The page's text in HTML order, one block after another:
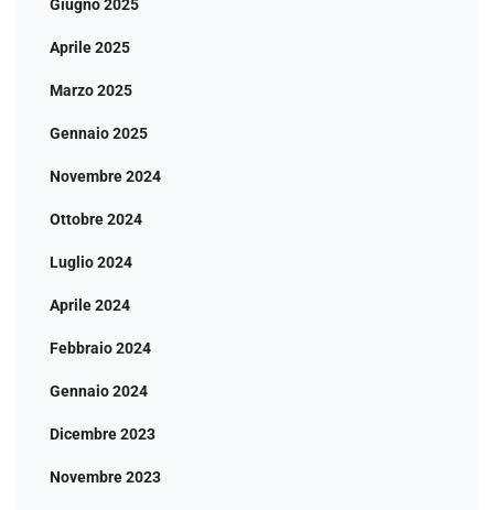
Giugno 2025
Aprile 2025
Marzo 2025
Gennaio 2025
Novembre 2024
Ottobre 2024
Luglio 2024
Aprile 2024
Febbraio 2024
Gennaio 2024
Dicembre 2023
Novembre 2023